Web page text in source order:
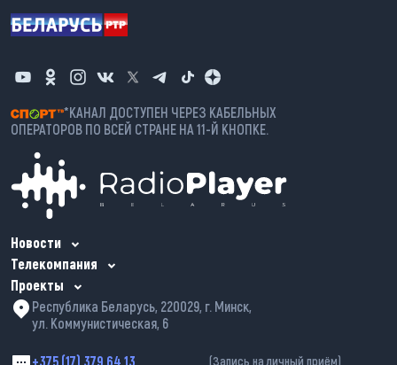
*КАНАЛ ДОСТУПЕН ЧЕРЕЗ КАБЕЛЬНЫХ
ОПЕРАТОРОВ ПО ВСЕЙ СТРАНЕ НА 11-Й КНОПКЕ.
Новости
Телекомпания
Проекты
Республика Беларусь, 220029, г. Минск,
ул. Коммунистическая, 6
+375 (17) 379 64 13 (Запись на личный приём)